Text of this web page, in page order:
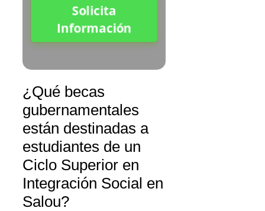
Solicita
Información
¿Qué becas
gubernamentales
están destinadas a
estudiantes de un
Ciclo Superior en
Integración Social en
Salou?